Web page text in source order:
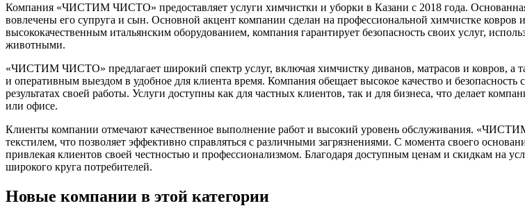
Компания «ЧИСТИМ ЧИСТО» предоставляет услуги химчистки и уборки в Казани с 2018 года.
вовлечены его супруга и сын. Основной акцент компании сделан на профессиональной химчистке ковров
высококачественным итальянским оборудованием, компания гарантирует безопасность своих услуг,
животными.
«ЧИСТИМ ЧИСТО» предлагает широкий спектр услуг, включая химчистку диванов, матрасов и ковров, а
и оперативным выездом в удобное для клиента время. Компания обещает высокое качество и безопасность
результатах своей работы. Услуги доступны как для частных клиентов, так и для бизнеса, что делает
или офисе.
Клиенты компании отмечают качественное выполнение работ и высокий уровень обслуживания.
текстилем, что позволяет эффективно справляться с различными загрязнениями. С момента своего
привлекая клиентов своей честностью и профессионализмом. Благодаря доступным ценам и скидкам на
широкого круга потребителей.
Новые компании в этой категории